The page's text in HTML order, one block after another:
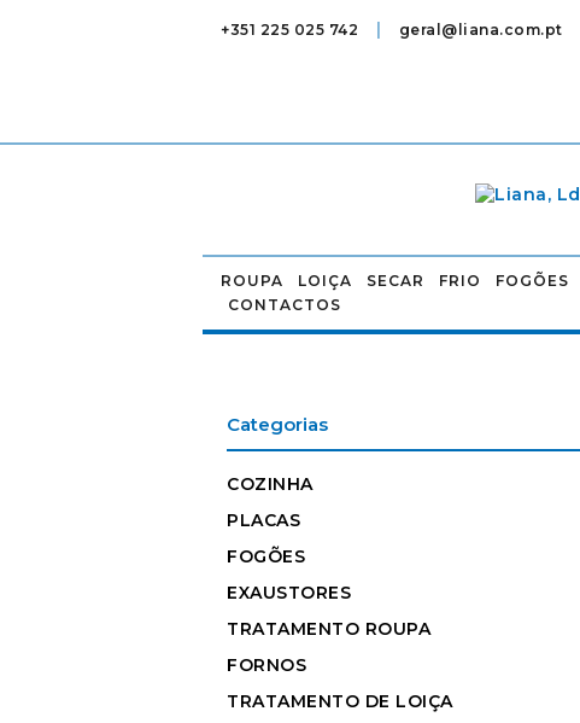
+351 225 025 742 | geral@liana.com.pt
ROUPA LOIÇA SECAR FRIO FOGÕES
CONTACTOS
Categorias
COZINHA
PLACAS
FOGÕES
EXAUSTORES
TRATAMENTO ROUPA
FORNOS
TRATAMENTO DE LOIÇA